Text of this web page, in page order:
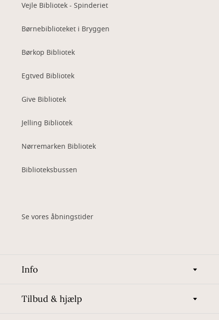
Vejle Bibliotek - Spinderiet
Børnebiblioteket i Bryggen
Børkop Bibliotek
Egtved Bibliotek
Give Bibliotek
Jelling Bibliotek
Nørremarken Bibliotek
Biblioteksbussen
Se vores åbningstider
Info
Tilbud & hjælp